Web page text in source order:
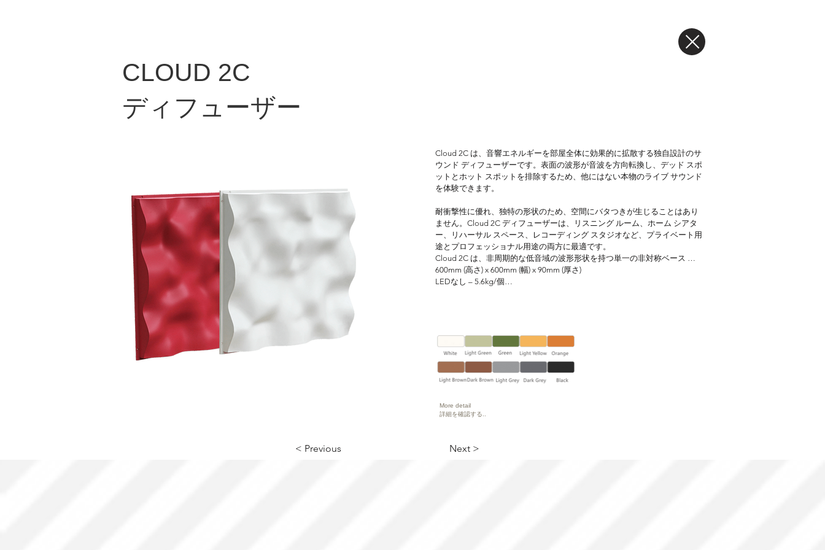
CLOUD 2C
ディフューザー
< Previous
Cloud 2C は、音響エネルギーを部屋全体に効果的に拡散する独自設計のサ
ウンド ディフューザーです。表面の波形が音波を方向転換し、デッド スポ
ットとホット スポットを排除するため、他にはない本物のライブ サウンド
を体験できます。
耐衝撃性に優れ、独特の形状のため、空間にバタつきが生じることはあり
ません。Cloud 2C ディフューザーは、リスニング ルーム、ホーム シアタ
ー、リハーサル スペース、レコーディング スタジオなど、プライベート用
途とプロフェッショナル用途の両方に最適です。
Cloud 2C は、非周期的な低音域の波形形状を持つ単一の非対称ベース モ
デルを採用しています。センターの均一性設計により、高周波数から低周
波数まで自然なドロップが実現します。正方形の形状は、2 つの Cloud 2C
オプションの LED ライトの星空効果を採用しています。Cloud 2C の内部
空洞は天井空洞構造と組み合わされ、異なる厚さの低周波吸収体になりま
す。
Cloud 2C は、ホームシアター、講堂、大型オフィスルーム、多機能ルーム
改善し、優れた音響拡散システムを提供します。CLOUD2C-LED には 5W
600mm (高さ) x 600mm (幅) x 90mm (厚さ)
LEDなし – 5.6kg/個
More detail
詳細を確認する..
Next >